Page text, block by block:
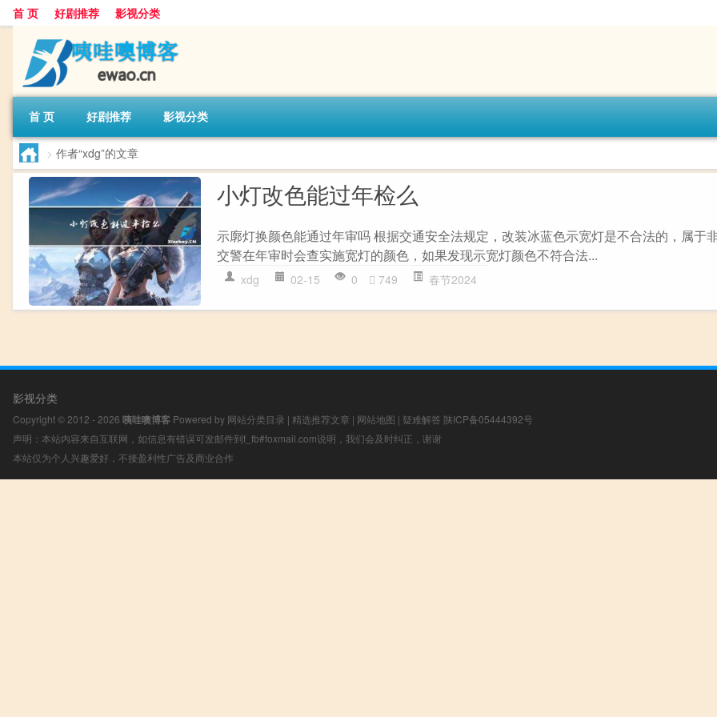
首 页 好剧推荐 影视分类
首 页 好剧推荐 影视分类
> 作者“xdg”的文章
小灯改色能过年检么
示廓灯换颜色能通过年审吗 根据交通安全法规定，改装冰蓝色示宽灯是不合法的，属于
交警在年审时会查实施宽灯的颜色，如果发现示宽灯颜色不符合法...
xdg 02-15 0 749 春节2024
影视分类
Copyright © 2012 - 2026 咦哇噢博客 Powered by 网站分类目录 | 精选推荐文章 | 网站地图 | 疑难解答 陕ICP备05444392号
声明：本站内容来自互联网，如信息有错误可发邮件到f_fb#foxmail.com说明，我们会及时纠正，谢谢
本站仅为个人兴趣爱好，不接盈利性广告及商业合作